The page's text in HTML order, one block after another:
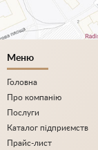
Меню
Головна
Про компанію
Послуги
Каталог підприємств
Прайс-лист